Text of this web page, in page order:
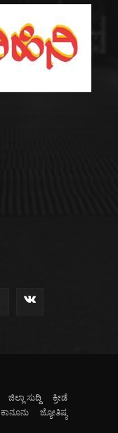
ಜಿಲ್ಲಾ ಸುದ್ದಿ
ಕ್ರೀಡೆ
ಕಾನೂನು
ಜ್ಯೋತಿಷ್ಯ